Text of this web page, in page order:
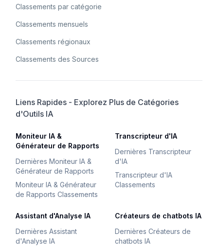
Classements par catégorie
Classements mensuels
Classements régionaux
Classements des Sources
Liens Rapides - Explorez Plus de Catégories
d'Outils IA
Moniteur IA &
Générateur de Rapports
Dernières Moniteur IA &
Générateur de Rapports
Moniteur IA & Générateur
de Rapports Classements
Transcripteur d'IA
Dernières Transcripteur
d'IA
Transcripteur d'IA
Classements
Assistant d'Analyse IA
Dernières Assistant
d'Analyse IA
Créateurs de chatbots IA
Dernières Créateurs de
chatbots IA